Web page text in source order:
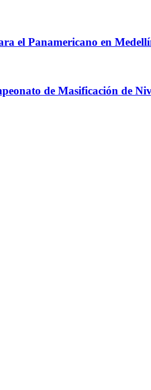
el Panamericano en
de Masificación de